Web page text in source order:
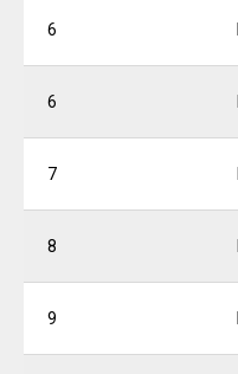
6
6
7
8
9